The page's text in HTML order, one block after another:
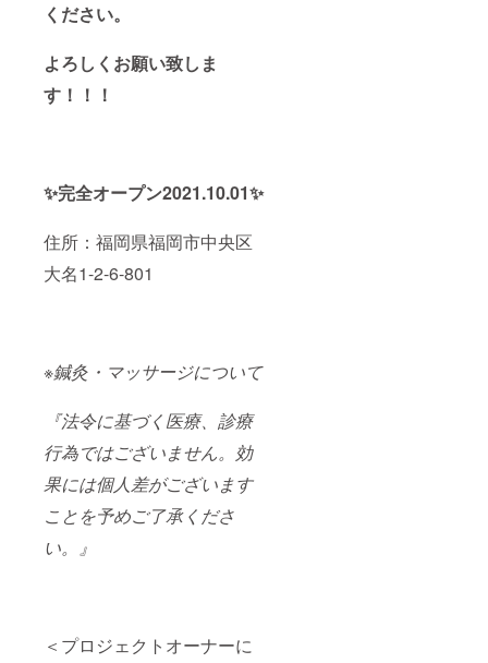
ください。
よろしくお願い致しま
す！！！
✨完全オープン2021.10.01✨
住所：福岡県福岡市中央区
大名1-2-6-801
※鍼灸・マッサージについて
『法令に基づく医療、診療
行為ではございません。効
果には個人差がございます
ことを予めご了承くださ
い。』
＜プロジェクトオーナーに